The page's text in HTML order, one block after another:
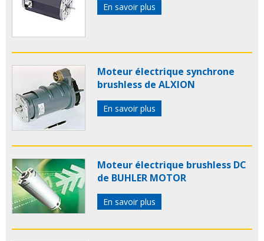
En savoir plus
Moteur électrique synchrone
brushless de ALXION
En savoir plus
Moteur électrique brushless DC
de BUHLER MOTOR
En savoir plus